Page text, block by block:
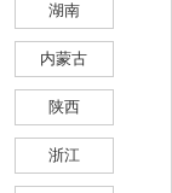
湖南
内蒙古
陕西
浙江